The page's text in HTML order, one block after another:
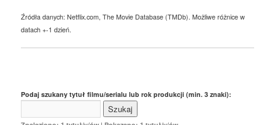
Źródła danych: Netflix.com, The Movie Database (TMDb). Możliwe różnice w
datach +-1 dzień.
Podaj szukany tytuł filmu/serialu lub rok produkcji (min. 3 znaki):